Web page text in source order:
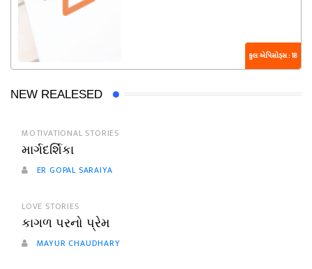
કુલ એપિસોડ્સ : 18
NEW REALESED
MOTIVATIONAL STORIES
માર્ગદર્શિકા
ER GOPAL SARAIYA
LOVE STORIES
કાગળ પરનો પ્રેમ
MAYUR CHAUDHARY